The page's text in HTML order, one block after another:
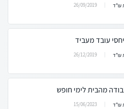
עו"ד 26/09/2019
עובד מעביד
עו"ד 26/12/2019
מהבית לימי חופש
עו"ד 15/06/2023